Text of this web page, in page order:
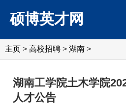
硕博英才网
主页 > 高校招聘 > 湖南 >
湖南工学院土木学院
人才公告